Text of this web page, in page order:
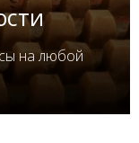
на любой